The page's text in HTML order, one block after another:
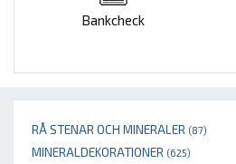
RÅ STENAR OCH MINERALER (87)
MINERALDEKORATIONER (625)
Bankcheck